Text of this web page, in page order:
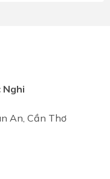
Nghi
An, Cần Thơ